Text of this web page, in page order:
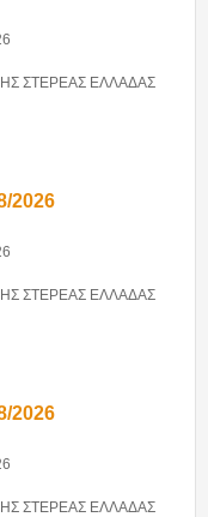
ΣΤΕΡΕΑΣ ΕΛΛΑΔΑΣ
2026
ΣΤΕΡΕΑΣ ΕΛΛΑΔΑΣ
2026
ΣΤΕΡΕΑΣ ΕΛΛΑΔΑΣ